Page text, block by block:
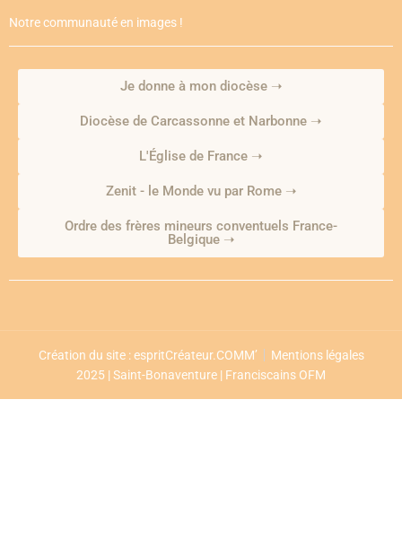
Notre communauté en images !
Je donne à mon diocèse ➝
Diocèse de Carcassonne et Narbonne ➝
L'Église de France ➝
Zenit - le Monde vu par Rome ➝
Ordre des frères mineurs conventuels France-
Belgique ➝
2025 | Saint-Bonaventure | Franciscains OFM
Création du site : espritCréateur.COMM’ Mentions légales